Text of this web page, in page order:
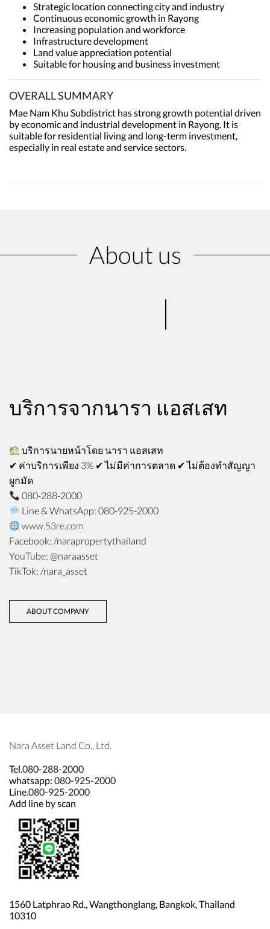
Strategic location connecting city and industry
Continuous economic growth in Rayong
Increasing population and workforce
Infrastructure development
Land value appreciation potential
Suitable for housing and business investment
OVERALL SUMMARY
Mae Nam Khu Subdistrict has strong growth potential driven
by economic and industrial development in Rayong. It is
suitable for residential living and long-term investment,
especially in real estate and service sectors.
About us
บริการจากนารา แอสเสท
บริการนายหน้าโดย นารา แอสเสท
✔ ค่าบริการเพียง 3% ✔ ไม่มีค่าการตลาด ✔ ไม่ต้องทำสัญญา
ผูกมัด
080-288-2000
Line & WhatsApp: 080-925-2000
www.53re.com
Facebook: /narapropertythailand
YouTube: @naraasset
TikTok: /nara_asset
ABOUT COMPANY
Nara Asset Land Co., Ltd.
Tel.080-288-2000
whatsapp: 080-925-2000
Line.080-925-2000
Add line by scan
1560 Latphrao Rd., Wangthonglang, Bangkok, Thailand
10310